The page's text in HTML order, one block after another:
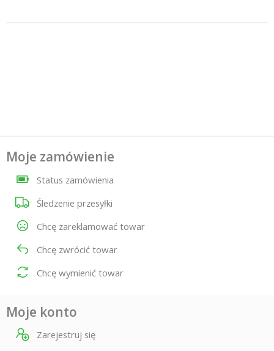
Moje zamówienie
Status zamówienia
Śledzenie przesyłki
Chcę zareklamować towar
Chcę zwrócić towar
Chcę wymienić towar
Moje konto
Zarejestruj się